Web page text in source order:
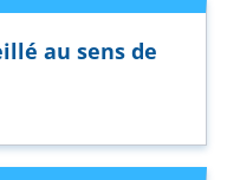
au sens de